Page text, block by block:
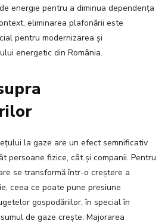
energie pentru a diminua dependența
eliminarea plafonării este
pentru modernizarea și
energetic din România.
la gaze are un efect semnificativ
persoane fizice, cât și companii. Pentru
se transformă într-o creștere a
ceea ce poate pune presiune
gospodăriilor, în special în
de gaze crește. Majorarea